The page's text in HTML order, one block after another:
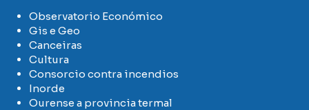
Observatorio Económico
Gis e Geo
Canceiras
Cultura
Consorcio contra incendios
Inorde
Ourense a provincia termal